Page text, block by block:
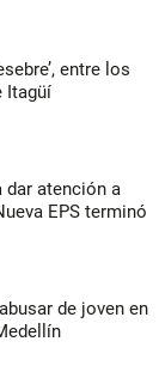
entre los
Itagüí
dar atención a
EPS terminó
de joven en